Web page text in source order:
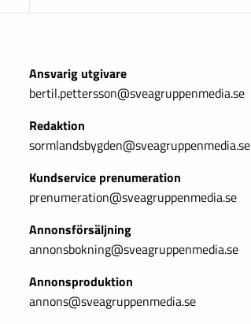
Ansvarig utgivare
bertil.pettersson@sveagruppenmedia.se
Redaktion
sormlandsbygden@sveagruppenmedia.se
Kundservice prenumeration
prenumeration@sveagruppenmedia.se
Annonsförsäljning
annonsbokning@sveagruppenmedia.se
Annonsproduktion
annons@sveagruppenmedia.se